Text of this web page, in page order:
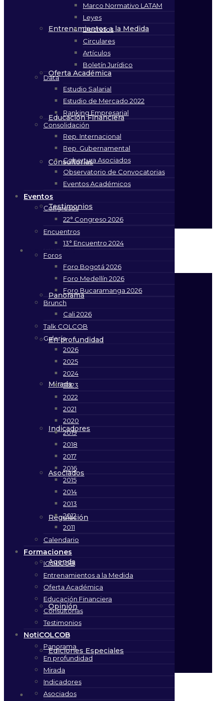
Entrenamientos a la Medida
Oferta Académica
Educación Financiera
Consultorías
Testimonios
Panorama
En profundidad
Mirada
Indicadores
Asociados
Regulación
Agenda
Opinión
Ediciones Especiales
Contacto
Marco Normativo LATAM
Leyes
Decretos
Circulares
Artículos
Boletín Jurídico
Data
Estudio Salarial
Estudio de Mercado 2022
Ranking Empresarial
Consolidación
Rep. Internacional
Rep. Gubernamental
Cobertura Asociados
Observatorio de Convocatorias
Eventos Académicos
Eventos
Congresos
22° Congreso 2026
Encuentros
13° Encuentro 2024
Foros
Foro Bogotá 2026
Foro Medellín 2026
Foro Bucaramanga 2026
Brunch
Cali 2026
Talk COLCOB
Galería
2026
2025
2024
2023
2022
2021
2020
2019
2018
2017
2016
2015
2014
2013
2012
2011
Calendario
Formaciones
ICOLCOB
Entrenamientos a la Medida
Oferta Académica
Educación Financiera
Consultorías
Testimonios
NotiCOLCOB
Panorama
En profundidad
Mirada
Indicadores
Asociados